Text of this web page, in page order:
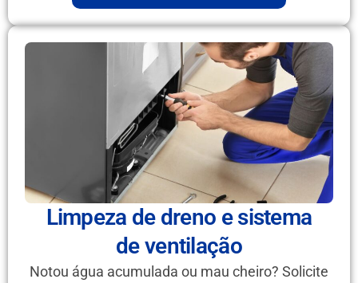
Limpeza de dreno e sistema
de ventilação
Notou água acumulada ou mau cheiro? Solicite